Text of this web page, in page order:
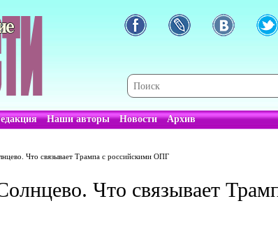
Наши авторы Новости Архив
Что связывает Трампа с российскими ОПГ
Что связывает